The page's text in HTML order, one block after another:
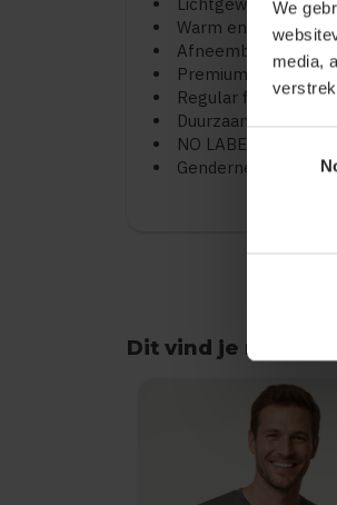
We
media,
Warm en isolerend
Afneembare
Premium satijnen
Regular fit
Duurzaam en
NO LABEL (ideaal
Genderneutraal
Dit vind je